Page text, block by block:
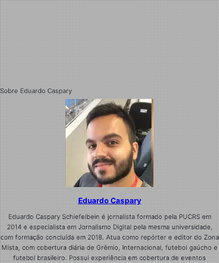
Sobre Eduardo Caspary
Eduardo Caspary
Eduardo Caspary Schiefelbein é jornalista formado pela PUCRS em
2014 e especialista em Jornalismo Digital pela mesma universidade,
com formação concluída em 2018. Atua como repórter e editor do Zona
Mista, com cobertura diária de Grêmio, Internacional, futebol gaúcho e
futebol brasileiro. Possui experiência em cobertura de eventos